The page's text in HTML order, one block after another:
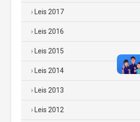
Leis 2017
Leis 2016
Leis 2015
Leis 2014
Leis 2013
Leis 2012